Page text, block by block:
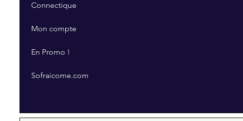
Connectique
Mon compte
En Promo !
Sofraicome.com